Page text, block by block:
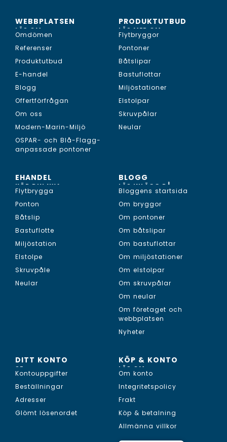
WEBBPLATSEN
LÄS OM...
Omdömen
Referenser
Produktutbud
E-handel
Blogg
Offertförfrågan
Om oss
Modern-Marin-Miljö
OSPAR- och Blå-Flagg-
anpassade pontoner
PRODUKTUTBUD
LÄS MER OM...
Flytbryggor
Pontoner
Båtslipar
Bastuflottar
Miljöstationer
Elstolpar
Skruvpålar
Neular
EHANDEL
KÖP DIN NYA...
Flytbrygga
Ponton
Båtslip
Bastuflotte
Miljöstation
Elstolpe
Skruvpåle
Neular
BLOGG
LÄS INLÄGG PÅ...
Bloggens startsida
Om bryggor
Om pontoner
Om båtslipar
Om bastuflottar
Om miljöstationer
Om elstolpar
Om skruvpålar
Om neular
Om företaget och
webbplatsen
Nyheter
DITT KONTO
SE...
Kontouppgifter
Beställningar
Adresser
Glömt lösenordet
KÖP & KONTO
LÄS OM...
Om konto
Integritetspolicy
Frakt
Köp & betalning
Allmänna villkor